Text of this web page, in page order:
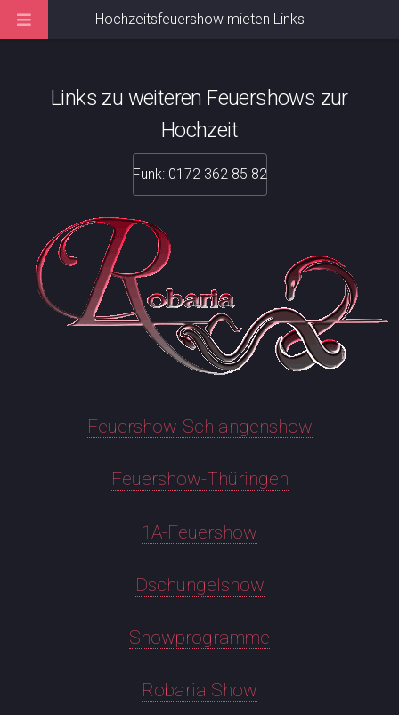
Links zu weiteren Feuershows zur
Hochzeit
Funk: 0172 362 85 82
Feuershow-Schlangenshow
Feuershow-Thüringen
1A-Feuershow
Dschungelshow
Showprogramme
Robaria Show
Hochzeitsfeuershow mieten Links